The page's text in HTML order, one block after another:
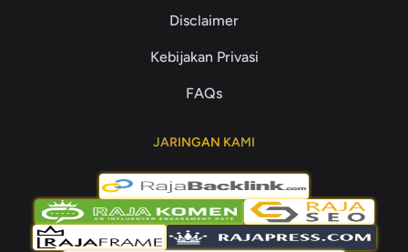
Disclaimer
Kebijakan Privasi
FAQs
JARINGAN KAMI